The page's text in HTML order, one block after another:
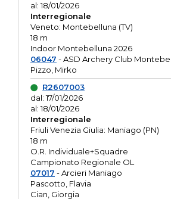
al: 18/01/2026
Interregionale
Veneto: Montebelluna (TV)
18 m
Indoor Montebelluna 2026
06047 - ASD Archery Club
Pizzo, Mirko
R2607003
dal: 17/01/2026
al: 18/01/2026
Interregionale
Friuli Venezia Giulia: Maniago (PN)
18 m
O.R. Individuale+Squadre
Campionato Regionale OL
07017 - Arcieri Maniago
Pascotto, Flavia
Cian, Giorgia